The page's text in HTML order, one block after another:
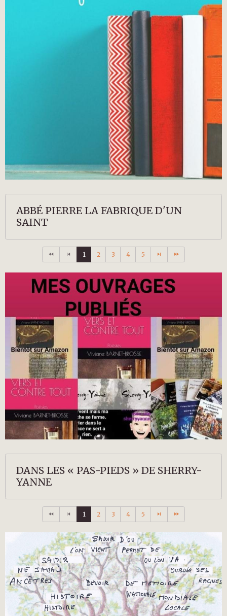
ABBÉ PIERRE LA FABRIQUE D'UN
SAINT
1 2 3 4 5
DANS LES « PAS-PIEDS » DE SHERRY-
YANNE
1 2 3 4 5